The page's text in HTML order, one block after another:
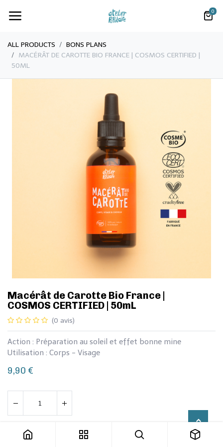
0
ALL PRODUCTS
BONS PLANS
MACÉRÂT DE CAROTTE BIO FRANCE | COSMOS CERTIFIED |
50ML
Macérât de Carotte Bio France |
COSMOS CERTIFIED | 50mL
(0 avis)
Action : Préparation au soleil et effet bonne mine
Utilisation : Corps - Visage
9,90 €
Ajouter au panier